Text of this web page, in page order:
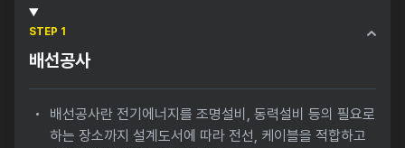
STEP 1
배선공사
배선공사란 전기에너지를 조명설비, 동력설비 등의 필요로
하는 장소까지 설계도서에 따라 전선, 케이블을 적합하고